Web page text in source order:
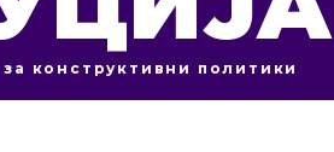
конструктивни политики